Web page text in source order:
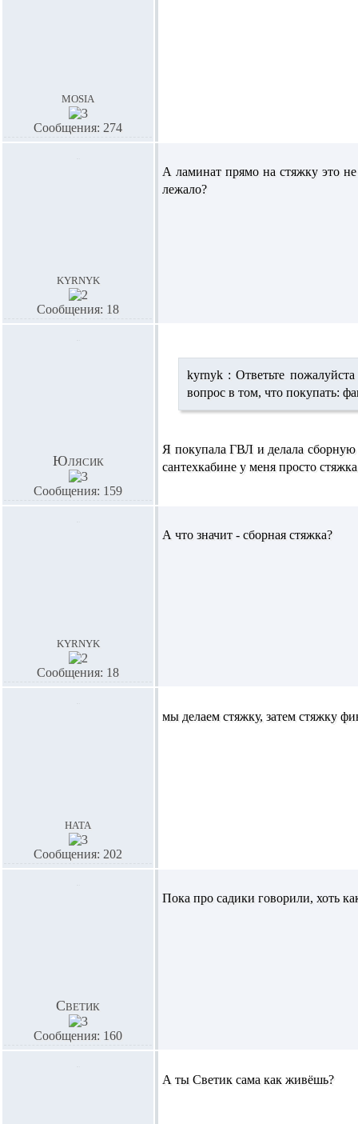
mosia
Сообщения: 274
kyrnyk
Сообщения: 18
А ламинат прямо на стяжку это
лежало?
Юлясик
Сообщения: 159
kyrnyk : Ответьте
вопрос в том, что покупать:
Я покупала ГВЛ и делала сборную
сантехкабине у меня просто
kyrnyk
Сообщения: 18
А что значит - сборная стяжка?
ната
Сообщения: 202
мы делаем стяжку, затем стяжку
Светик
Сообщения: 160
Пока про садики говорили, хоть
А ты Светик сама как живёшь?